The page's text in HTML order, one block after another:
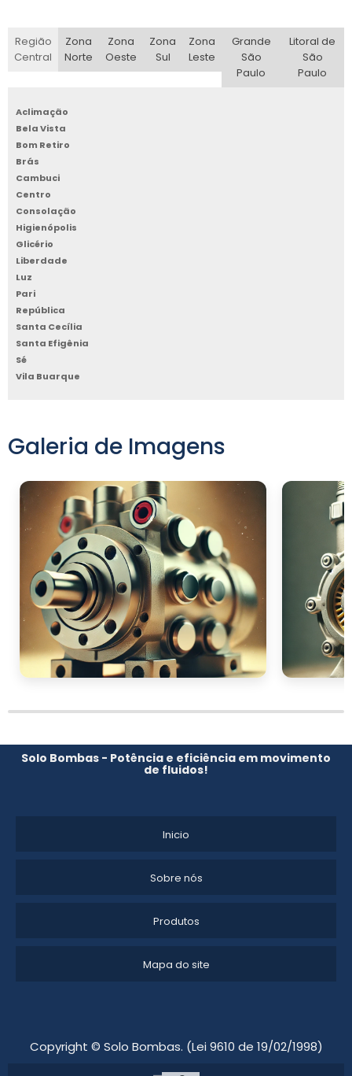
Região
Central
Zona
Norte
Zona
Oeste
Zona
Sul
Zona
Leste
Grande
São
Paulo
Litoral de
São
Paulo
Aclimação
Bela Vista
Bom Retiro
Brás
Cambuci
Centro
Consolação
Higienópolis
Glicério
Liberdade
Luz
Pari
República
Santa Cecília
Santa Efigênia
Sé
Vila Buarque
Galeria de Imagens
Solo Bombas - Potência e eficiência em movimento
de fluidos!
Inicio
Sobre nós
Produtos
Mapa do site
Copyright © Solo Bombas. (Lei 9610 de 19/02/1998)